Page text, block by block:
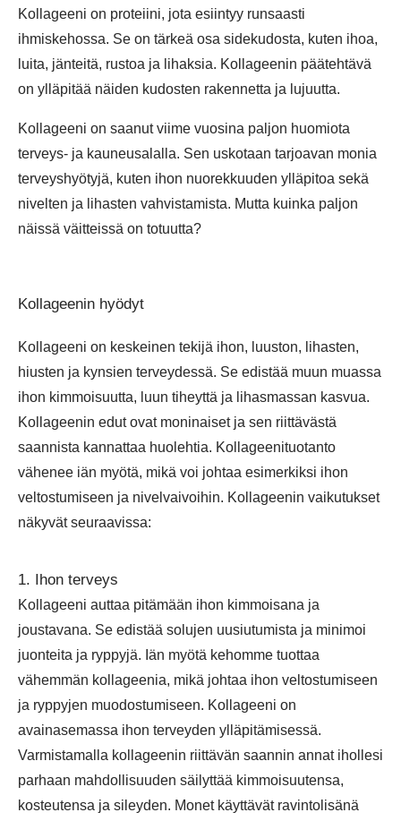
Kollageeni on proteiini, jota esiintyy runsaasti
ihmiskehossa. Se on tärkeä osa sidekudosta, kuten ihoa,
luita, jänteitä, rustoa ja lihaksia. Kollageenin päätehtävä
on ylläpitää näiden kudosten rakennetta ja lujuutta.
Kollageeni on saanut viime vuosina paljon huomiota
terveys- ja kauneusalalla. Sen uskotaan tarjoavan monia
terveyshyötyjä, kuten ihon nuorekkuuden ylläpitoa sekä
nivelten ja lihasten vahvistamista. Mutta kuinka paljon
näissä väitteissä on totuutta?
Kollageenin hyödyt
Kollageeni on keskeinen tekijä ihon, luuston, lihasten,
hiusten ja kynsien terveydessä. Se edistää muun muassa
ihon kimmoisuutta, luun tiheyttä ja lihasmassan kasvua.
Kollageenin edut ovat moninaiset ja sen riittävästä
saannista kannattaa huolehtia. Kollageenituotanto
vähenee iän myötä, mikä voi johtaa esimerkiksi ihon
veltostumiseen ja nivelvaivoihin. Kollageenin vaikutukset
näkyvät seuraavissa:
1. Ihon terveys
Kollageeni auttaa pitämään ihon kimmoisana ja
joustavana. Se edistää solujen uusiutumista ja minimoi
juonteita ja ryppyjä. Iän myötä kehomme tuottaa
vähemmän kollageenia, mikä johtaa ihon veltostumiseen
ja ryppyjen muodostumiseen. Kollageeni on
avainasemassa ihon terveyden ylläpitämisessä.
Varmistamalla kollageenin riittävän saannin annat ihollesi
parhaan mahdollisuuden säilyttää kimmoisuutensa,
kosteutensa ja sileyden. Monet käyttävät ravintolisänä